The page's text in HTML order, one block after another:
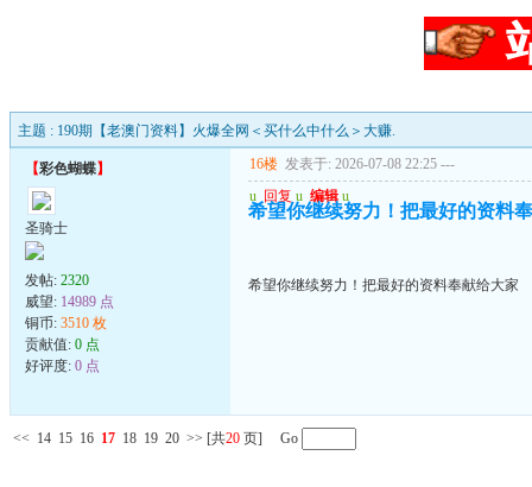
主题 : 190期【老澳门资料】火爆全网＜买什么中什么＞大赚.
【彩色蝴蝶】
圣骑士
发帖: 2320
威望: 14989 点
铜币: 3510 枚
贡献值: 0 点
好评度: 0 点
16楼 发表于: 2026-07-08 22:25 ---
u 回复 u 编辑 u
希望你继续努力！把最好的资料
希望你继续努力！把最好的资料奉献给大家
<< 14 15 16 17 18 19 20 >> [共20 页] Go